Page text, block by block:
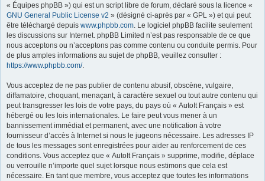
« Équipes phpBB ») qui est un script libre de forum, déclaré sous la licence «
GNU General Public License v2 » (désigné ci-après par « GPL ») et qui peut
être téléchargé depuis www.phpbb.com. Le logiciel phpBB facilite seulement
les discussions sur Internet. phpBB Limited n’est pas responsable de ce que
nous acceptons ou n’acceptons pas comme contenu ou conduite permis. Pour
de plus amples informations au sujet de phpBB, veuillez consulter :
https://www.phpbb.com/.
Vous acceptez de ne pas publier de contenu abusif, obscène, vulgaire,
diffamatoire, choquant, menaçant, à caractère sexuel ou tout autre contenu qui
peut transgresser les lois de votre pays, du pays où « AutoIt Français » est
hébergé ou les lois internationales. Le faire peut vous mener à un
bannissement immédiat et permanent, avec une notification à votre
fournisseur d’accès à Internet si nous le jugeons nécessaire. Les adresses IP
de tous les messages sont enregistrées pour aider au renforcement de ces
conditions. Vous acceptez que « AutoIt Français » supprime, modifie, déplace
ou verrouille n’importe quel sujet lorsque nous estimons que cela est
nécessaire. En tant que membre, vous acceptez que toutes les informations